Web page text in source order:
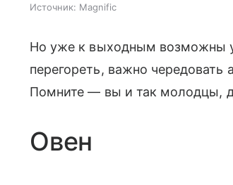
Источник: Magnific
Но уже к выходным возможны
перегореть, важно
Помните — вы и так молодцы,
Овен